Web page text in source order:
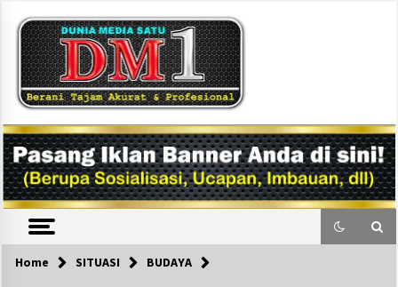
content
DM1
Home SITUASI BUDAYA